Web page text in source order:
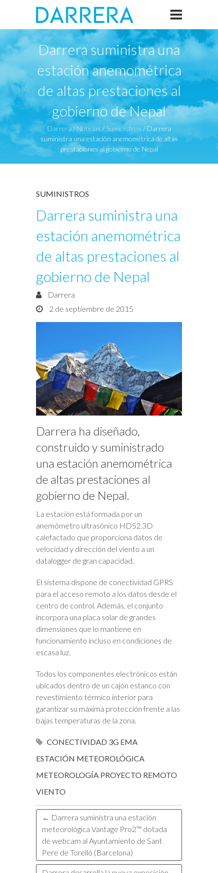
Darrera suministra una
estación anemométrica
de altas prestaciones al
gobierno de Nepal
Darrera/Noticias / Suministros / Darrera
suministra una estación anemométrica de altas
prestaciones al gobierno de Nepal
SUMINISTROS
Darrera suministra una
estación anemométrica
de altas prestaciones al
gobierno de Nepal
Darrera
2 de septiembre de 2015
Darrera ha diseñado,
construido y suministrado
una estación anemométrica
de altas prestaciones al
gobierno de Nepal.
La estación está formada por un
anemómetro ultrasónico HD52.3D
calefactado que proporciona datos de
velocidad y dirección del viento a un
datalogger de gran capacidad.
El sistema dispone de conectividad GPRS
para el acceso remoto a los datos desde el
centro de control. Además, el conjunto
incorpora una placa solar de grandes
dimensiones que lo mantiene en
funcionamiento incluso en condiciones de
escasa luz.
Todos los componentes electrónicos están
ubicados dentro de un cajón estanco con
revestimiento térmico interior para
garantizar su máxima protección frente a las
bajas temperaturas de la zona.
CONECTIVIDAD 3G EMA
ESTACIÓN METEOROLÓGICA
METEOROLOGÍA PROYECTO REMOTO
VIENTO
← Darrera suministra una estación
meteorológica Vantage Pro2™ dotada
de webcam al Ayuntamiento de Sant
Pere de Torelló (Barcelona)